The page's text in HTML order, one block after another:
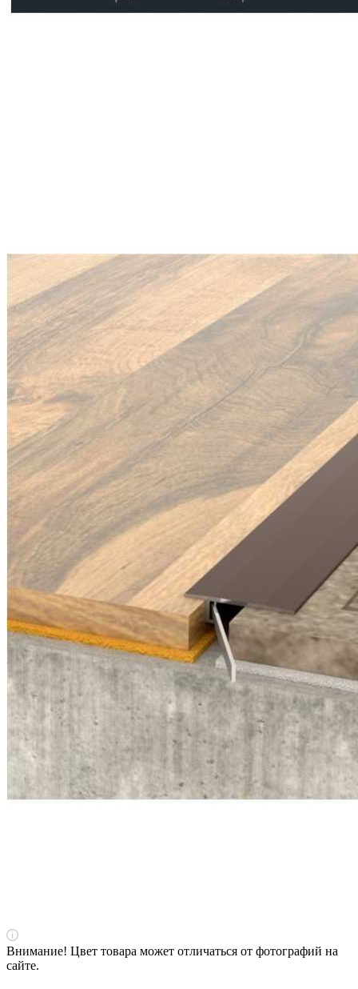
Внимание! Цвет товара может отличаться от фотографий на
сайте.